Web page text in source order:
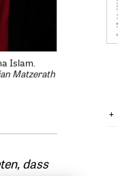
Islam.
Matzerath
dass